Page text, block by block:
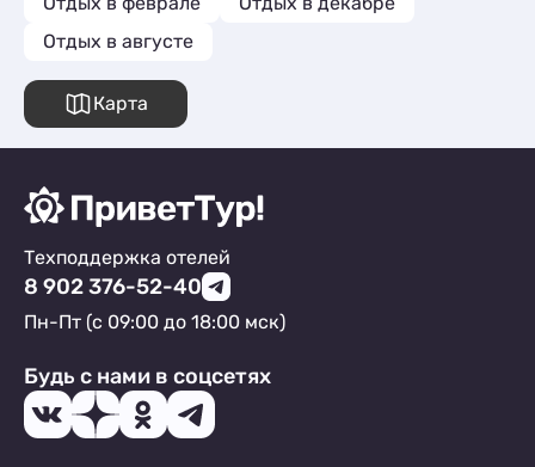
Отдых в августе
Карта
Техподдержка отелей
8 902 376-52-40
Пн-Пт (с 09:00 до 18:00 мск)
Будь с нами в соцсетях